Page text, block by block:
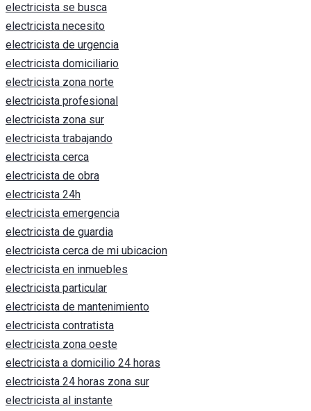
electricista se busca
electricista necesito
electricista de urgencia
electricista domiciliario
electricista zona norte
electricista profesional
electricista zona sur
electricista trabajando
electricista cerca
electricista de obra
electricista 24h
electricista emergencia
electricista de guardia
electricista cerca de mi ubicacion
electricista en inmuebles
electricista particular
electricista de mantenimiento
electricista contratista
electricista zona oeste
electricista a domicilio 24 horas
electricista 24 horas zona sur
electricista al instante